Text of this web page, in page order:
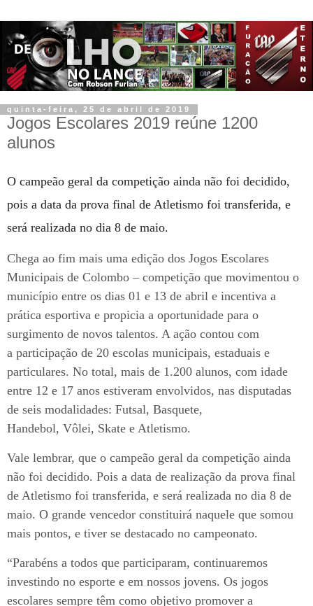
quinta-feira, 25 de abril de 2019
Jogos Escolares 2019 reúne 1200
alunos
O campeão geral da competição ainda não foi decidido,
pois a data da prova final de Atletismo foi transferida, e
será realizada no dia 8 de maio.
Chega ao fim mais uma edição dos Jogos Escolares
Municipais de Colombo – competição que movimentou o
município entre os dias 01 e 13 de abril e incentiva a
prática esportiva e propicia a oportunidade para o
surgimento de novos talentos. A ação contou com
a participação de 20 escolas municipais, estaduais e
particulares. No total, mais de 1.200 alunos, com idade
entre 12 e 17 anos estiveram envolvidos, nas disputadas
de seis modalidades: Futsal, Basquete,
Handebol, Vôlei, Skate e Atletismo.
Vale lembrar, que o campeão geral da competição ainda
não foi decidido. Pois a data de realização da prova final
de Atletismo foi transferida, e será realizada no dia 8 de
maio. O grande vencedor constituirá naquele que somou
mais pontos, e tiver se destacado no campeonato.
“Parabéns a todos que participaram, continuaremos
investindo no esporte e em nossos jovens. Os jogos
escolares sempre têm como objetivo promover a